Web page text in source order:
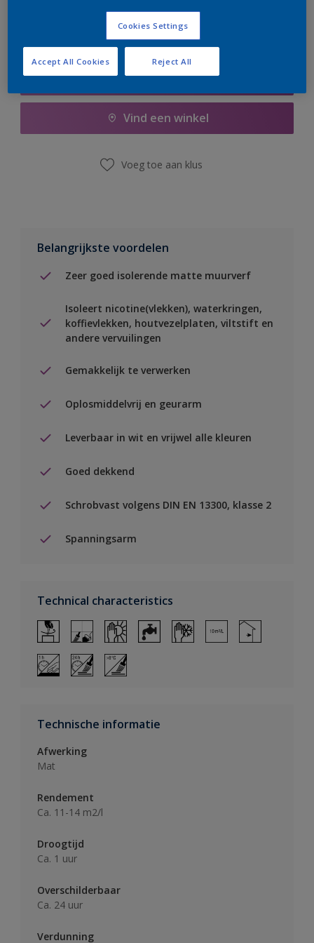
Boodschappenlijst
Vind een winkel
Voeg toe aan klus
Belangrijkste voordelen
Zeer goed isolerende matte muurverf
Isoleert nicotine(vlekken), waterkringen,
koffievlekken, houtvezelplaten, viltstift en
andere vervuilingen
Gemakkelijk te verwerken
Oplosmiddelvrij en geurarm
Leverbaar in wit en vrijwel alle kleuren
Goed dekkend
Schrobvast volgens DIN EN 13300, klasse 2
Spanningsarm
Technical characteristics
Technische informatie
Afwerking
Mat
Rendement
Ca. 11-14 m2/l
Droogtijd
Ca. 1 uur
Overschilderbaar
Ca. 24 uur
Verdunning
Cookies Settings
Reject All
Accept All Cookies